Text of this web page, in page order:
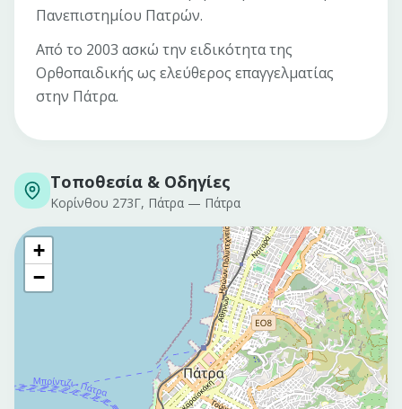
Πανεπιστημίου Πατρών.
Από το 2003 ασκώ την ειδικότητα της
Ορθοπαιδικής ως ελεύθερος επαγγελματίας
στην Πάτρα.
Τοποθεσία & Οδηγίες
Κορίνθου 273Γ, Πάτρα — Πάτρα
+
−